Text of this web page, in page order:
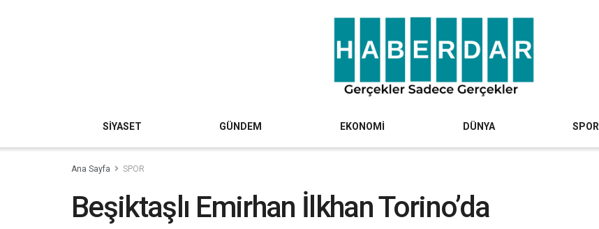
SİYASET GÜNDEM EKONOMİ DÜNYA SPOR
Ana Sayfa SPOR
Beşiktaşlı Emirhan İlkhan Torino’da